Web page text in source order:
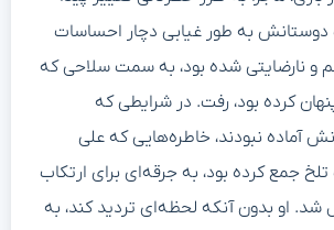
دوستانش به طور غیابی دچار احساسات
و نارضایتی شده بود، به سمت سلاحی که
کرده بود، رفت. در شرایطی که
آماده نبودند، خاطره‌هایی که علی
جمع کرده بود، به جرقه‌ای برای ارتکاب
شد. او بدون آنکه لحظه‌ای تردید کند، به